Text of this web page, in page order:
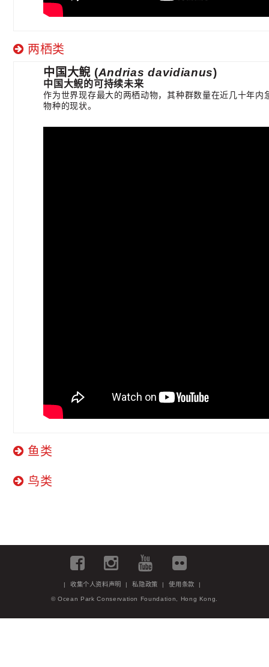
两栖类
中国大鲵 (Andrias davidianus)
中国大鲵的可持续未来
作为世界现存最大的两栖动物，其种群数量在近几十年
物种的现状。
鱼类
鸟类
收集个人资料声明 |私隐政策 |使用条款
© Ocean Park Conservation Foundation, Hong Kong.